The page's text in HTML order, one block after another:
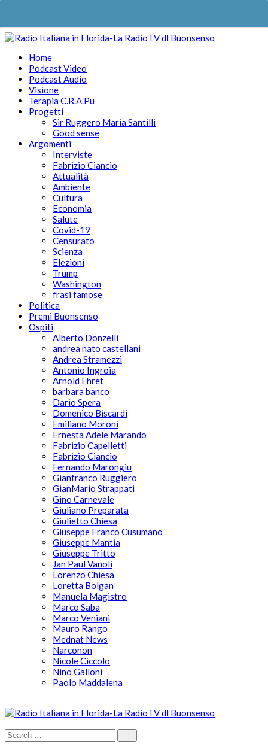
Home
Podcast Video
Podcast Audio
Visione
Terapia C.R.A.Pu
Progetti
Sir Ruggero Maria Santilli
Good sense
Argomenti
Interviste
Fabrizio Ciancio
Attualità
Ambiente
Cultura
Economia
Salute
Covid-19
Censurato
Scienza
Elezioni
Trump
Washington
frasi famose
Politica
Premi Buonsenso
Ospiti
Alberto Donzelli
andrea nato castellani
Andrea Stramezzi
Antonio Ingroia
Arnold Ehret
barbara banco
Dario Spera
Domenico Biscardi
Emiliano Moroni
Ernesta Adele Marando
Fabrizio Capelletti
Fabrizio Ciancio
Fernando Marongiu
Gianfranco Ruggiero
GianMario Strappati
Gino Carnevale
Giuliano Preparata
Giulietto Chiesa
Giuseppe Franco Cusumano
Giuseppe Mantia
Giuseppe Tritto
Jan Paul Vanoli
Lorenzo Chiesa
Loretta Bolgan
Manuela Magistro
Marco Saba
Marco Veniani
Mauro Rango
Mednat News
Narconon
Nicole Ciccolo
Nino Galloni
Paolo Maddalena